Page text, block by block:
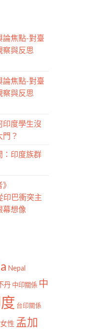
論焦點-對臺
察與反思
論焦點-對臺
察與反思
印度學生沒
？
：印度族群
印巴衝突主
幕想像
Nepal
丹 中印關係 中
台印關係
女性 孟加